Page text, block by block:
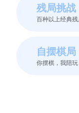
残局挑战
百种以上经典
自摆棋局
你摆棋，我陪